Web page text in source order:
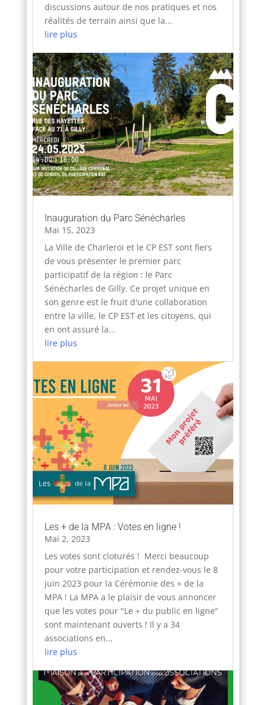
discussions autour de nos pratiques et nos
réalités de terrain ainsi que la...
lire plus
Inauguration du Parc Sénécharles
Mai 15, 2023
La Ville de Charleroi et le CP EST sont fiers
de vous présenter le premier parc
participatif de la région : le Parc
Sénécharles de Gilly. Ce projet unique en
son genre est le fruit d'une collaboration
entre la ville, le CP EST et les citoyens, qui
en ont assuré la...
lire plus
Les + de la MPA : Votes en ligne !
Mai 2, 2023
Les votes sont cloturés ! Merci beaucoup
pour votre participation et rendez-vous le 8
juin 2023 pour la Cérémonie des + de la
MPA ! La MPA a le plaisir de vous annoncer
que les votes pour "Le + du public en ligne"
sont maintenant ouverts ! Il y a 34
associations en...
lire plus